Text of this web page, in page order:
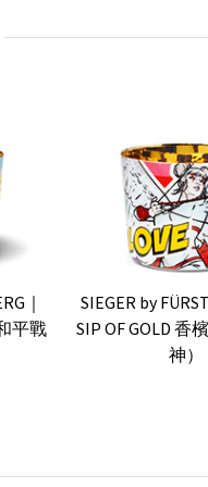
｜
平戰
SIEGER by
SIP OF GOLD 香
神）